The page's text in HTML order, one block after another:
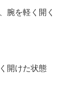
を軽く開く
開けた状態